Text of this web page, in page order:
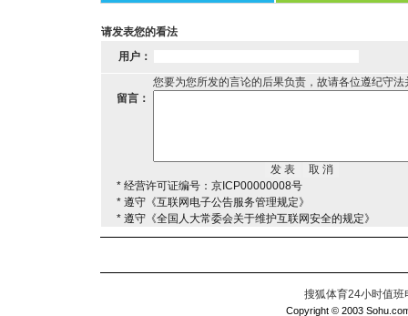
请发表您的看法
用户：
您要为您所发的言论的后果负责，故请各位遵纪守
留言：
* 经营许可证编号：京ICP00000008号
* 遵守《互联网电子公告服务管理规定》
* 遵守《全国人大常委会关于维护互联网安全的规定》
搜狐体育24小时值
Copyright © 2003